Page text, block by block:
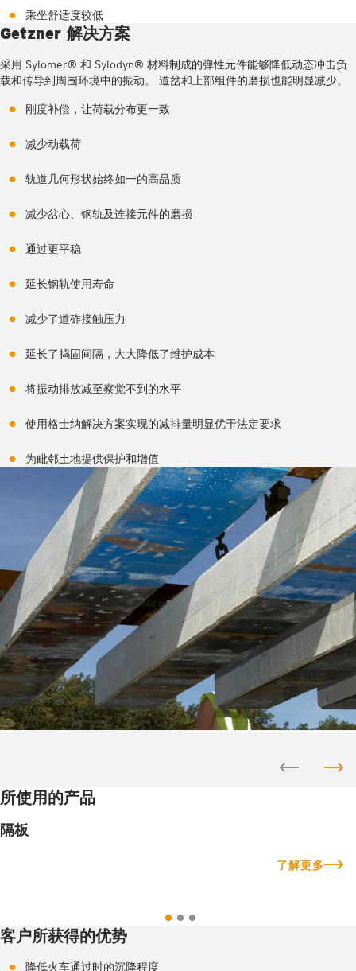
乘坐舒适度较低
Getzner 解决方案
采用 Sylomer® 和 Sylodyn® 材料制成的弹性元件能够降低动态冲击负
载和传导到周围环境中的振动。 道岔和上部组件的磨损也能明显减少。
刚度补偿，让荷载分布更一致
减少动载荷
轨道几何形状始终如一的高品质
减少岔心、钢轨及连接元件的磨损
通过更平稳
延长钢轨使用寿命
减少了道砟接触压力
延长了捣固间隔，大大降低了维护成本
将振动排放减至察觉不到的水平
使用格士纳解决方案实现的减排量明显优于法定要求
为毗邻土地提供保护和增值
所使用的产品
隔板
了解更多
客户所获得的优势
降低火车通过时的沉降程度